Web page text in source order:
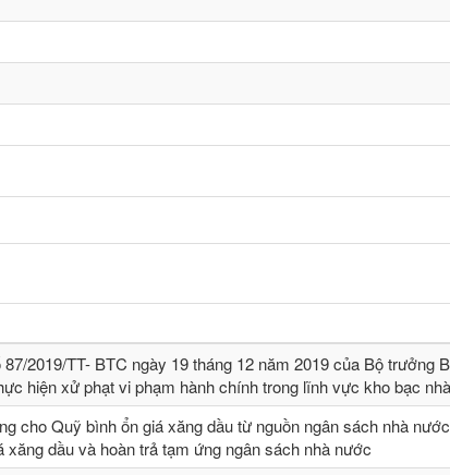
2019/TT- BТC ngày 19 tháng 12 năm 2019 của Bộ trưởng
hiện xử phạt vi phạm hành chính trong lĩnh vực kho bạc
cho Quỹ bình ổn giá xăng dầu từ nguồn ngân sách nhà
xăng dầu và hoàn trả tạm ứng ngân sách nhà nước